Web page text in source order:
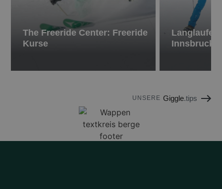
The Freeride Center: Freeride
Kurse
Langlaufen
Innsbruck
UNSERE Giggle.tips